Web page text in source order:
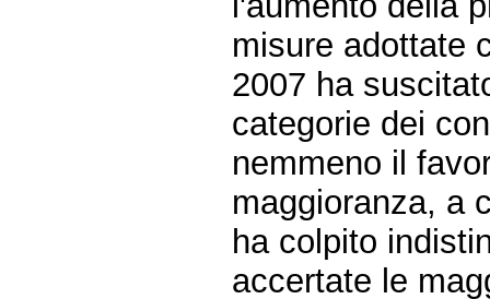
misure adottate
2007 ha
categorie dei
nemmeno il
maggioranza, a
ha colpito
accertate le